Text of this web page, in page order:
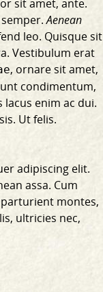
sit amet, ante.
semper.Aenean
leo. Quisque sit
Vestibulum erat
, ornare sit amet,
condimentum,
enim ac dui.
Ut felis.
adipiscing elit.
assa. Cum
montes,
ultricies nec,